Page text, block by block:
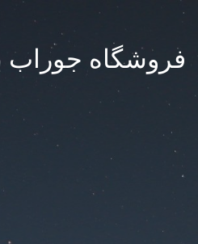
فروشگاه جوراب